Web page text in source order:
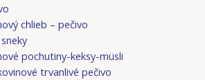
chlieb – pečivo
pochutiny-keksy-müsli
trvanlivé pečivo